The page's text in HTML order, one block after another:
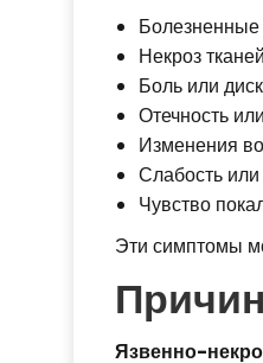
Болезненные
Некроз
Боль или
Отечность
Изменения
Слабость
Чувство
Эти симптомы
Язвенно-